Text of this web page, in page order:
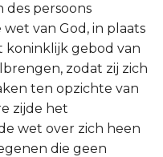
des persoons
van God, in plaats
koninklijk gebod van
zodat zij zich
ten opzichte van
zijde het
wet over zich heen
die geen